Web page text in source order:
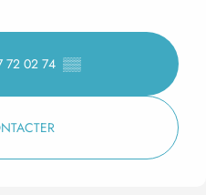
72 02 74 ▒▒